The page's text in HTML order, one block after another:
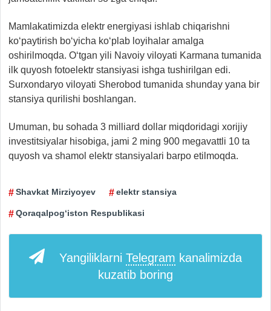
Mamlakatimizda elektr energiyasi ishlab chiqarishni
ko‘paytirish bo‘yicha ko‘plab loyihalar amalga
oshirilmoqda. O‘tgan yili Navoiy viloyati Karmana tumanida
ilk quyosh fotoelektr stansiyasi ishga tushirilgan edi.
Surxondaryo viloyati Sherobod tumanida shunday yana bir
stansiya qurilishi boshlangan.
Umuman, bu sohada 3 milliard dollar miqdoridagi xorijiy
investitsiyalar hisobiga, jami 2 ming 900 megavattli 10 ta
quyosh va shamol elektr stansiyalari barpo etilmoqda.
Shavkat Mirziyoyev elektr stansiya
Qoraqalpog‘iston Respublikasi
Yangiliklarni Telegram kanalimizda
kuzatib boring